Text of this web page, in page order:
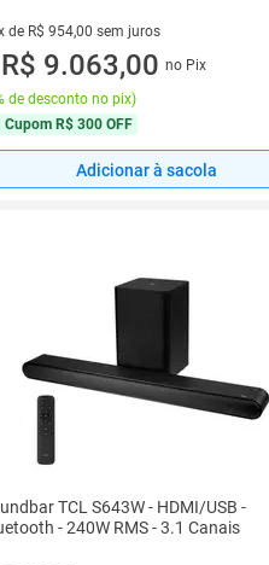
de R$ 954,00 sem juros
vez de R$ 954,00 sem juros
R$ 9.063,00 no Pix
de desconto no pix)
Cupom R$ 300 OFF
Adicionar à sacola
TCL S643W - HDMI/USB -
- 240W RMS - 3.1 Canais